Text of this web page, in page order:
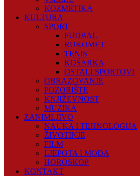
KOZMETIKA
KULTURA
SPORT
FUDBAL
RUKOMET
TENIS
KOŠARKA
OSTALI SPORTOVI
OBRAZOVANJE
POZORIŠTE
KNJIŽEVNOST
MUZIKA
ZANIMLJIVO
NAUKA I TEHNOLOGIJA
ŽIVOTINJE
FILM
LJEPOTA I MODA
HOROSKOP
KONTAKT